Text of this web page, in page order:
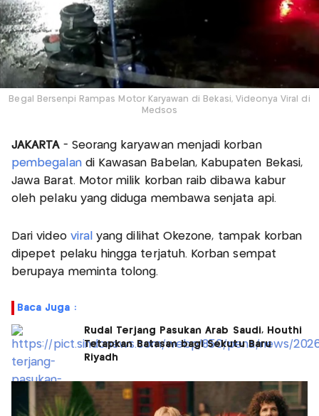
Begal Bersenpi Rampas Motor Karyawan di Bekasi, Videonya Viral di
Medsos
JAKARTA - Seorang karyawan menjadi korban
pembegalandi Kawasan Babelan, Kabupaten Bekasi,
Jawa Barat. Motor milik korban raib dibawa kabur
oleh pelaku yang diduga membawa senjata api.
Dari videoviralyang dilihat Okezone, tampak korban
dipepet pelaku hingga terjatuh. Korban sempat
berupaya meminta tolong.
Baca Juga :
Rudal Terjang Pasukan Arab Saudi, Houthi
Tetapkan Batasan bagi Sekutu Baru
Riyadh